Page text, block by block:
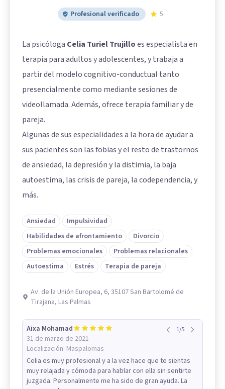
Profesional verificado 5
La psicóloga Celia Turiel Trujilloes especialista en
terapia para adultos y adolescentes, y trabaja a
partir del modelo cognitivo-conductual tanto
presencialmente como mediante sesiones de
videollamada. Además, ofrece terapia familiar y de
pareja.
Algunas de sus especialidades a la hora de ayudar a
sus pacientes son las fobias y el resto de trastornos
de ansiedad, la depresión y la distimia, la baja
autoestima, las crisis de pareja, la codependencia, y
más.
Ansiedad
Impulsividad
Habilidades de afrontamiento
Divorcio
Problemas emocionales
Problemas relacionales
Autoestima
Estrés Terapia de pareja
Av. de la Unión Europea, 6, 35107 San Bartolomé de
Tirajana, Las Palmas
Aixa Mohamad
31 de marzo de 2021
Localización: Maspalomas
1/5
Celia es muy profesional y a la vez hace que te sientas
muy relajada y cómoda para hablar con ella sin sentirte
juzgada. Personalmente me ha sido de gran ayuda. La